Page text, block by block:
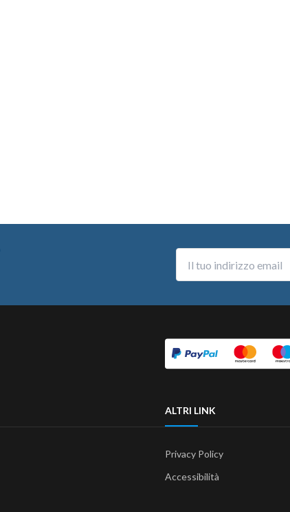
ALTRI LINK
Privacy Policy
Accessibilità